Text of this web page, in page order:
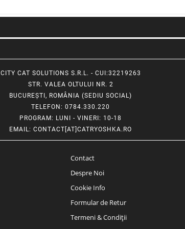
CITY CAT SOLUTIONS S.R.L. - CUI:32219263
STR. VALEA OLTULUI NR. 2
BUCUREȘTI, ROMÂNIA (SEDIU SOCIAL)
TELEFON : 0784.330.220
PROGRAM: LUNI - VINERI: 10-18
EMAIL: CONTACT[AT]CATRYOSHKA.RO
Contact
Despre Noi
Cookie Info
Formular de Retur
Termeni & Condiții